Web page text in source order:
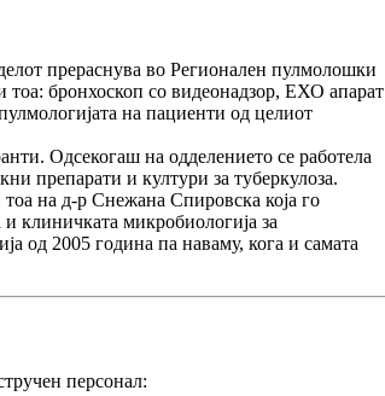
прераснува во Регионален пулмолошки
бронхоскоп со видеонадзор, ЕХО апарат
на пациенти од целиот
Одсекогаш на одделението се работела
препарати и култури за туберкулоза.
на д-р Снежана Спировска која го
клиничката микробиологија за
од 2005 година па наваму, кога и самата
персонал: